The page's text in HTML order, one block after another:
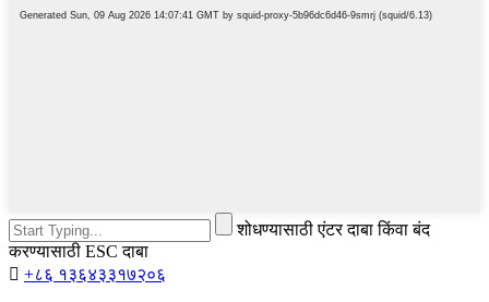
शोधण्यासाठी एंटर दाबा किंवा बंद
करण्यासाठी ESC दाबा
 +८६ १३६४३३१७२०६